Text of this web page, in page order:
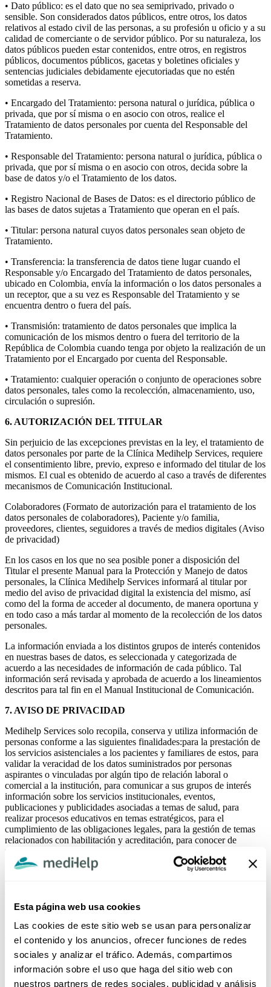
Esta página web usa cookies
Las cookies de este sitio web se usan para personalizar
el contenido y los anuncios, ofrecer funciones de redes
sociales y analizar el tráfico. Además, compartimos
información sobre el uso que haga del sitio web con
nuestros partners de redes sociales, publicidad y análisis
• Dato público: es el dato que no sea semiprivado, privado o
sensible. Son considerados datos públicos, entre otros, los datos
relativos al estado civil de las personas, a su profesión u oficio y a su
calidad de comerciante o de servidor público. Por su naturaleza, los
datos públicos pueden estar contenidos, entre otros, en registros
públicos, documentos públicos, gacetas y boletines oficiales y
sentencias judiciales debidamente ejecutoriadas que no estén
sometidas a reserva.
• Encargado del Tratamiento: persona natural o jurídica, pública o
privada, que por sí misma o en asocio con otros, realice el
Tratamiento de datos personales por cuenta del Responsable del
Tratamiento.
• Responsable del Tratamiento: persona natural o jurídica, pública o
privada, que por sí misma o en asocio con otros, decida sobre la
base de datos y/o el Tratamiento de los datos.
• Registro Nacional de Bases de Datos: es el directorio público de
las bases de datos sujetas a Tratamiento que operan en el país.
• Titular: persona natural cuyos datos personales sean objeto de
Tratamiento.
• Transferencia: la transferencia de datos tiene lugar cuando el
Responsable y/o Encargado del Tratamiento de datos personales,
ubicado en Colombia, envía la información o los datos personales a
un receptor, que a su vez es Responsable del Tratamiento y se
encuentra dentro o fuera del país.
• Transmisión: tratamiento de datos personales que implica la
comunicación de los mismos dentro o fuera del territorio de la
República de Colombia cuando tenga por objeto la realización de un
Tratamiento por el Encargado por cuenta del Responsable.
• Tratamiento: cualquier operación o conjunto de operaciones sobre
datos personales, tales como la recolección, almacenamiento, uso,
circulación o supresión.
6. AUTORIZACIÓN DEL TITULAR
Sin perjuicio de las excepciones previstas en la ley, el tratamiento de
datos personales por parte de la Clínica Medihelp Services, requiere
el consentimiento libre, previo, expreso e informado del titular de los
mismos. El cual es obtenido de acuerdo al caso a través de diferentes
mecanismos de Comunicación Institucional.
Colaboradores (Formato de autorización para el tratamiento de los
datos personales de colaboradores), Paciente y/o familia,
proveedores, clientes, seguidores a través de medios digitales (Aviso
de privacidad)
En los casos en los que no sea posible poner a disposición del
Titular el presente Manual para la Protección y Manejo de datos
personales, la Clínica Medihelp Services informará al titular por
medio del aviso de privacidad digital la existencia del mismo, así
como del la forma de acceder al documento, de manera oportuna y
en todo caso a más tardar al momento de la recolección de los datos
personales.
La información enviada a los distintos grupos de interés contenidos
en nuestras bases de datos, es seleccionada y categorizada de
acuerdo a las necesidades de información de cada público. Tal
información será revisada y aprobada de acuerdo a los lineamientos
descritos para tal fin en el Manual Institucional de Comunicación.
7. AVISO DE PRIVACIDAD
Medihelp Services solo recopila, conserva y utiliza información de
personas conforme a las siguientes finalidades:para la prestación de
los servicios asistenciales a los pacientes y familiares de estos, para
validar la veracidad de los datos suministrados por personas
aspirantes o vinculadas por algún tipo de relación laboral o
comercial a la institución, para comunicar a sus grupos de interés
información sobre los servicios institucionales, eventos,
publicaciones y publicidades asociadas a temas de salud, para
realizar procesos educativos en temas estratégicos, para el
cumplimiento de las obligaciones legales, para la gestión de temas
relacionados con habilitación y acreditación, para conocer de
manera prospectiva las necesidades de sus grupos de interés con el
fin de mejorar e innovar en la prestación de sus servicios.
socializar a los distintos públicos de interés con los que interactúa
(de acuerdo al caso) contenidos de interés en salud que les permitan
obtener conocimiento seguro sobre distintas temáticas como
enfermedades, tratamientos, estilos de vida saludables, eventos de
interés en salud pública, etc, todos relacionados con el objeto social
de la clínica. Sus datos personales de contacto son usados para hacer
llegar a usted información relacionada con nuestra misión social,
siendo para la clínica de suma importancia la protección y manejo de